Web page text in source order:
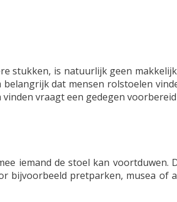
stukken, is natuurlijk geen
dat mensen rolstoelen
vraagt een gedegen
iemand de stoel kan voortduwen.
bijvoorbeeld pretparken, musea of